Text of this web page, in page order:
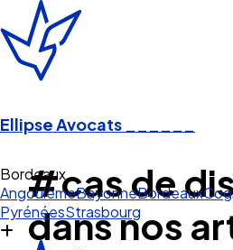
Ellipse Avocats
Bordeaux
AngoulêmeBayonneBordeaux
PyrénéesStrasbourg
#cas de
dans nos